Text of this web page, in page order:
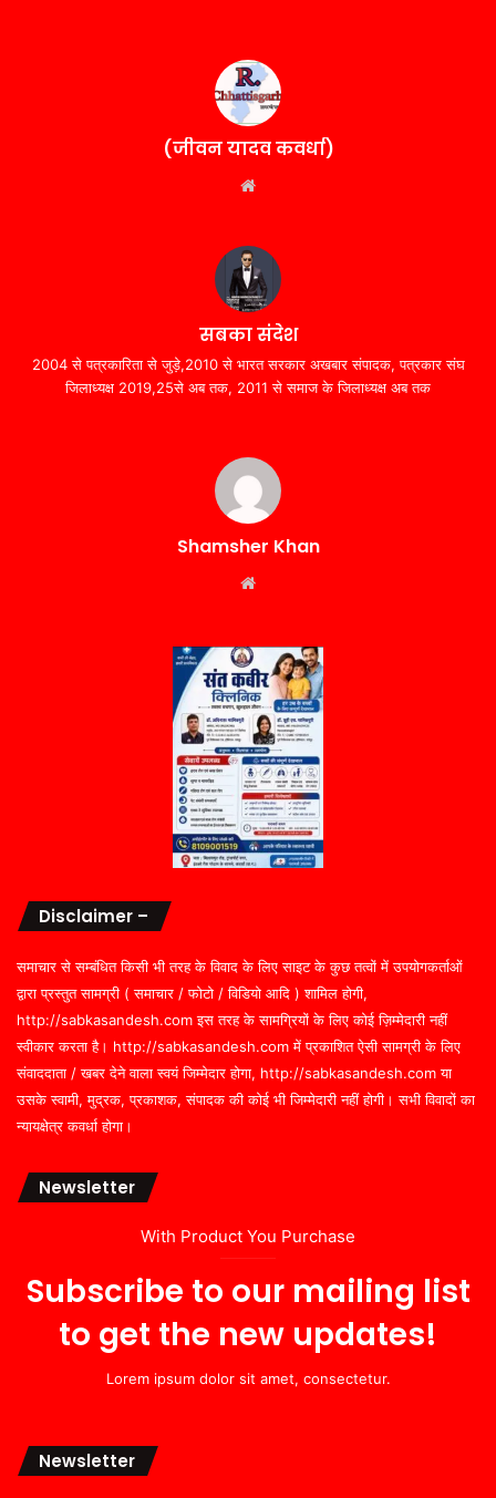
(जीवन यादव कवर्धा)
सबका संदेश
2004 से पत्रकारिता से जुड़े,2010 से भारत सरकार अखबार संपादक, पत्रकार संघ
जिलाध्यक्ष 2019,25से अब तक, 2011 से समाज के जिलाध्यक्ष अब तक
Shamsher Khan
Disclaimer –
समाचार से सम्बंधित किसी भी तरह के विवाद के लिए साइट के कुछ तत्वों में उपयोगकर्ताओं
द्वारा प्रस्तुत सामग्री ( समाचार / फोटो / विडियो आदि ) शामिल होगी,
http://sabkasandesh.com इस तरह के सामग्रियों के लिए कोई ज़िम्मेदारी नहीं
स्वीकार करता है। http://sabkasandesh.com में प्रकाशित ऐसी सामग्री के लिए
संवाददाता / खबर देने वाला स्वयं जिम्मेदार होगा, http://sabkasandesh.com या
उसके स्वामी, मुद्रक, प्रकाशक, संपादक की कोई भी जिम्मेदारी नहीं होगी। सभी विवादों का
न्यायक्षेत्र कवर्धा होगा।
Newsletter
With Product You Purchase
Subscribe to our mailing list
to get the new updates!
Lorem ipsum dolor sit amet, consectetur.
Newsletter